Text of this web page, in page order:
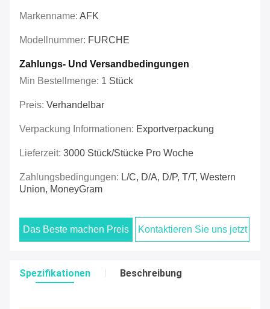
Markenname: AFK
Modellnummer: FURCHE
Zahlungs- Und Versandbedingungen
Min Bestellmenge: 1 Stück
Preis: Verhandelbar
Verpackung Informationen: Exportverpackung
Lieferzeit: 3000 Stück/Stücke Pro Woche
Zahlungsbedingungen: L/C, D/A, D/P, T/T, Western
Union, MoneyGram
Das Beste machen Preis Kontaktieren Sie uns jetzt
Spezifikationen Beschreibung